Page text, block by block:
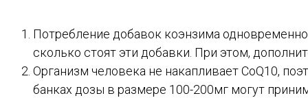
Потребление добавок коэнзима
сколько стоят эти добавки. При этом,
Организм человека не накапливает CoQ10,
банках дозы в размере 100-200мг могут